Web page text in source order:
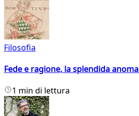
Filosofia
Fede e ragione, la splendida
1 min di lettura